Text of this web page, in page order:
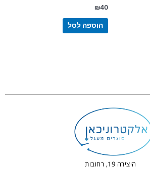
₪40
הוספה לסל
היצירה 19, רחובות